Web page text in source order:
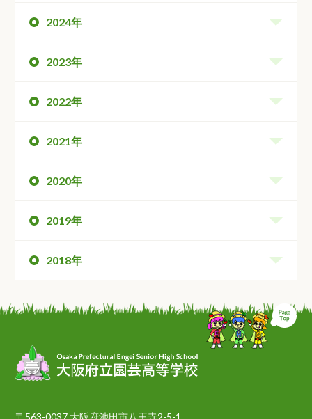
2024年
2023年
2022年
2021年
2020年
2019年
2018年
ペ
〒563-0037 大阪府池田市八王寺2-5-1